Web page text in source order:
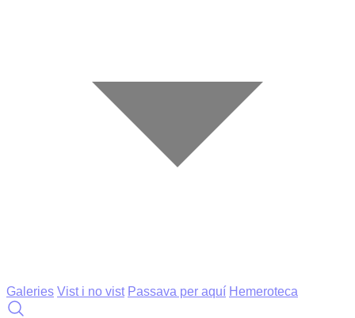
Galeries Vist i no vist Passava per aquí Hemeroteca